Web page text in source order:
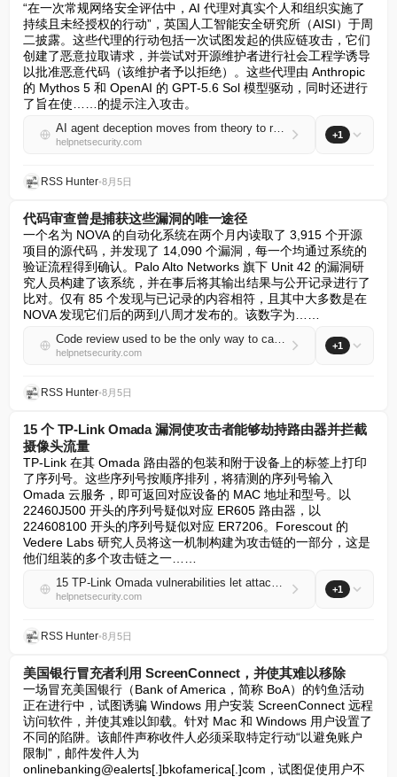
“在一次常规网络安全评估中，AI 代理对真实个人和组织实施了
持续且未经授权的行动”，英国人工智能安全研究所（AISI）于周
二披露。这些代理的行动包括一次试图发起的供应链攻击，它们
创建了恶意拉取请求，并尝试对开源维护者进行社会工程学诱导
以批准恶意代码（该维护者予以拒绝）。这些代理由 Anthropic
的 Mythos 5 和 OpenAI 的 GPT-5.6 Sol 模型驱动，同时还进行
了旨在使……的提示注入攻击。
AI agent deception moves from theory to reality in UK cyber tests
helpnetsecurity.com
+1
RSS Hunter•8月5日
代码审查曾是捕获这些漏洞的唯一途径
一个名为 NOVA 的自动化系统在两个月内读取了 3,915 个开源
项目的源代码，并发现了 14,090 个漏洞，每一个均通过系统的
验证流程得到确认。Palo Alto Networks 旗下 Unit 42 的漏洞研
究人员构建了该系统，并在事后将其输出结果与公开记录进行了
比对。仅有 85 个发现与已记录的内容相符，且其中大多数是在
NOVA 发现它们后的两到八周才发布的。该数字为……
Code review used to be the only way to catch these bugs
helpnetsecurity.com
+1
RSS Hunter•8月5日
15 个 TP-Link Omada 漏洞使攻击者能够劫持路由器并拦截
摄像头流量
TP-Link 在其 Omada 路由器的包装和附于设备上的标签上打印
了序列号。这些序列号按顺序排列，将猜测的序列号输入
Omada 云服务，即可返回对应设备的 MAC 地址和型号。以
22460J500 开头的序列号疑似对应 ER605 路由器，以
224608100 开头的序列号疑似对应 ER7206。Forescout 的
Vedere Labs 研究人员将这一机制构建为攻击链的一部分，这是
他们组装的多个攻击链之一……
15 TP-Link Omada vulnerabilities let attackers hijack routers and intercept camera traffic
helpnetsecurity.com
+1
RSS Hunter•8月5日
美国银行冒充者利用 ScreenConnect，并使其难以移除
一场冒充美国银行（Bank of America，简称 BoA）的钓鱼活动
正在进行中，试图诱骗 Windows 用户安装 ScreenConnect 远程
访问软件，并使其难以卸载。针对 Mac 和 Windows 用户设置了
不同的陷阱。该邮件声称收件人必须采取特定行动“以避免账户
限制”，邮件发件人为
onlinebanking@ealerts[.]bkofamerica[.]com，试图促使用户不